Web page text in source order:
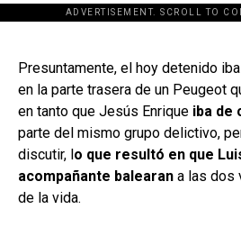
ADVERTISEMENT. SCROLL TO
[adsforwp
Presuntamente, el hoy detenido
en la parte trasera de un Peugeot
en tanto que Jesús Enrique iba de
parte del mismo grupo delictivo,
discutir, lo que resultó en que
acompañante balearan a las dos
de la vida.